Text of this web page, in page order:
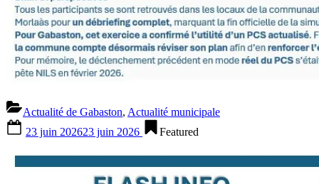
Actualité de Gabaston, Actualité municipale
on
23 juin 202623 juin 2026 Featured